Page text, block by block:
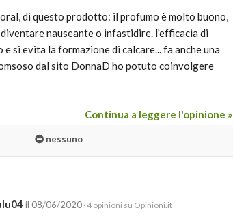
di questo prodotto: il profumo è molto buono,
nauseante o infastidire. l'efficacia di
si evita la formazione di calcare... fa anche una
dal sito DonnaD ho potuto coinvolgere
Continua a leggere l'opinione »
nessuno
il 08/06/2020 · 4 opinioni su Opinioni.it